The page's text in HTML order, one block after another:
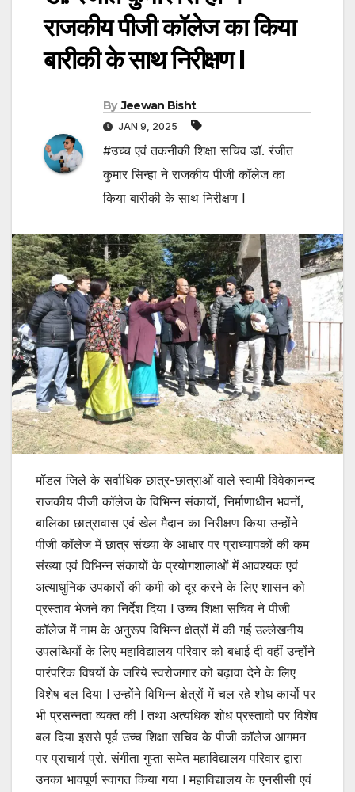
राजकीय पीजी कॉलेज का किया
बारीकी के साथ निरीक्षण l
By Jeewan Bisht
JAN 9, 2025
#उच्च एवं तकनीकी शिक्षा सचिव डॉ. रंजीत
कुमार सिन्हा ने राजकीय पीजी कॉलेज का
किया बारीकी के साथ निरीक्षण l
मॉडल जिले के सर्वाधिक छात्र-छात्राओं वाले स्वामी विवेकानन्द
राजकीय पीजी कॉलेज के विभिन्न संकायों, निर्माणाधीन भवनों,
बालिका छात्रावास एवं खेल मैदान का निरीक्षण किया उन्होंने
पीजी कॉलेज में छात्र संख्या के आधार पर प्राध्यापकों की कम
संख्या एवं विभिन्न संकायों के प्रयोगशालाओं में आवश्यक एवं
अत्याधुनिक उपकारों की कमी को दूर करने के लिए शासन को
प्रस्ताव भेजने का निर्देश दिया l उच्च शिक्षा सचिव ने पीजी
कॉलेज में नाम के अनुरूप विभिन्न क्षेत्रों में की गई उल्लेखनीय
उपलब्धियों के लिए महाविद्यालय परिवार को बधाई दी वहीं उन्होंने
पारंपरिक विषयों के जरिये स्वरोजगार को बढ़ावा देने के लिए
विशेष बल दिया l उन्होंने विभिन्न क्षेत्रों में चल रहे शोध कार्यो पर
भी प्रसन्नता व्यक्त की l तथा अत्यधिक शोध प्रस्तावों पर विशेष
बल दिया इससे पूर्व उच्च शिक्षा सचिव के पीजी कॉलेज आगमन
पर प्राचार्य प्रो. संगीता गुप्ता समेत महाविद्यालय परिवार द्वारा
उनका भावपूर्ण स्वागत किया गया l महाविद्यालय के एनसीसी एवं